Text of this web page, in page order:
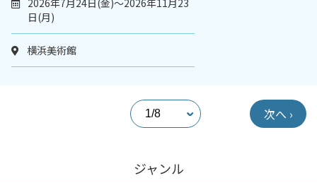
2026年7月24日(金)～2026年11月23
日(月)
横浜美術館
次へ ›
ジャンル